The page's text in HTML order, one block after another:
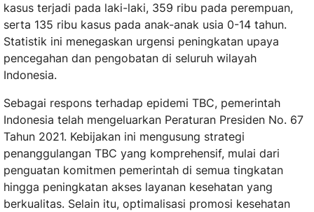
kasus terjadi pada laki-laki, 359 ribu pada perempuan,
serta 135 ribu kasus pada anak-anak usia 0-14 tahun.
Statistik ini menegaskan urgensi peningkatan upaya
pencegahan dan pengobatan di seluruh wilayah
Indonesia.
Sebagai respons terhadap epidemi TBC, pemerintah
Indonesia telah mengeluarkan Peraturan Presiden No. 67
Tahun 2021. Kebijakan ini mengusung strategi
penanggulangan TBC yang komprehensif, mulai dari
penguatan komitmen pemerintah di semua tingkatan
hingga peningkatan akses layanan kesehatan yang
berkualitas. Selain itu, optimalisasi promosi kesehatan